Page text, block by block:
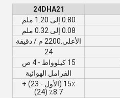
24DHA21
0.80 إلى 1.20 ملم
0.08 إلى 0.32 ملم
الأعلى.2200 م / دقيقة
24
15 كيلوواط - 4 ص
الفرامل الهوائية
15٪ (الأول - 23) +
8.7٪ (24)